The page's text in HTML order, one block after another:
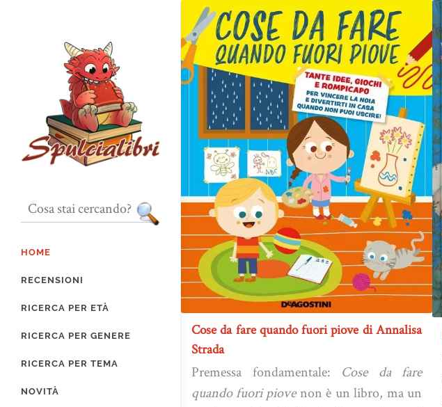
HOME
RECENSIONI
RICERCA PER ETÀ
RICERCA PER GENERE
RICERCA PER TEMA
NOVITÀ
Cose da fare quando fuori piove di Annalisa
Strada
Premessa fondamentale: Cose da fare
quando fuori piovenon è un libro, ma un